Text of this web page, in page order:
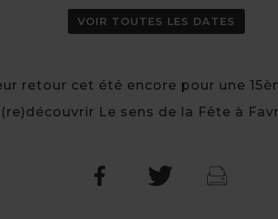
VOIR TOUTES LES DATES
retour cet été encore pour une
(re)découvrir Le sens de la Fête à